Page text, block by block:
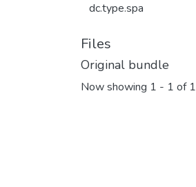
dc.type.spa
Files
Original bundle
Now showing 1 - 1 of 1